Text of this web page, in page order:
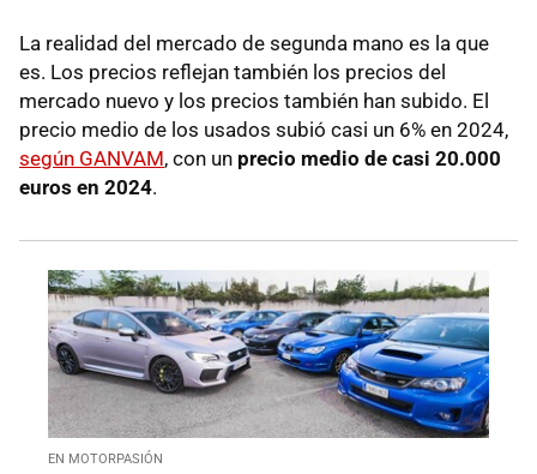
La realidad del mercado de segunda mano es la que
es. Los precios reflejan también los precios del
mercado nuevo y los precios también han subido. El
precio medio de los usados subió casi un 6% en 2024,
según GANVAM, con un precio medio de casi 20.000
euros en 2024.
EN MOTORPASIÓN